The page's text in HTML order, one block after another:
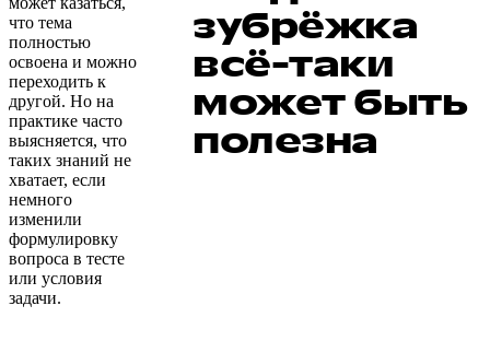
что тема
полностью
освоена и можно
переходить к
другой. Но на
практике часто
выясняется, что
таких знаний не
хватает, если
немного
изменили
формулировку
вопроса в тесте
или условия
задачи.
зубрёжка
всё-таки
может быть
полезна